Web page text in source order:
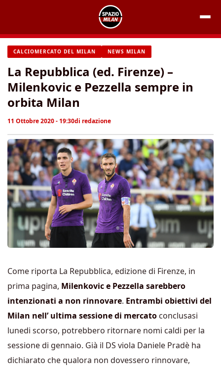
contenuto
CALCIOMERCATO DEL MILAN NEWS MILAN
La Repubblica (ed. Firenze) –
Milenkovic e Pezzella sempre in
orbita Milan
11 Ottobre 2020 - 19:30di redazione
Come riporta La Repubblica, edizione di Firenze, in
prima pagina, Milenkovic e Pezzella sarebbero
intenzionati a non rinnovare. Entrambi obiettivi del
Milan nell’ ultima sessione di mercato conclusasi
lunedi scorso, potrebbero ritornare nomi caldi per la
sessione di gennaio. Già il DS viola Daniele Pradè ha
dichiarato che qualora non dovessero rinnovare,